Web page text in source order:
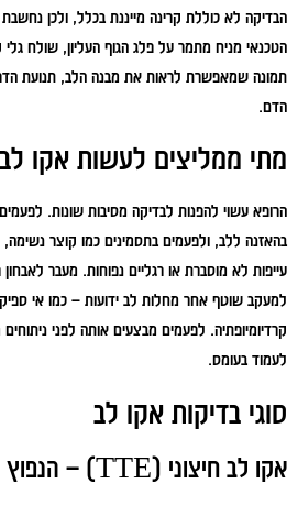
הבדיקה לא כוללת קרינה מייננת בכלל, ולכן
הטכנאי מניח מתמר על פלג הגוף העליון, שולח גלי
תמונה שמאפשרת לראות את מבנה הלב, תנועת
הדם.
מתי ממליצים לעשות אקו
הרופא עשוי להפנות לבדיקה מסיבות שונות.
בהאזנה ללב, ולפעמים בתסמינים כמו קוצר
עייפות לא מוסברת או רגליים נפוחות. מעבר
למעקב שוטף אחר מחלות לב ידועות – כמו אי
קרדיומיופתיה. לפעמים מבצעים אותה לפני
לעמוד בעומס.
סוגי בדיקות אקו לב
אקו לב חיצוני (TTE) – הנפוץ ביותר